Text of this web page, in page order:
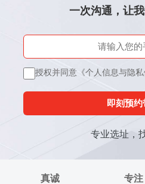
一次沟通，让
授权并同意《个人信息与隐私
即刻预约
专业选址，
真诚 专注